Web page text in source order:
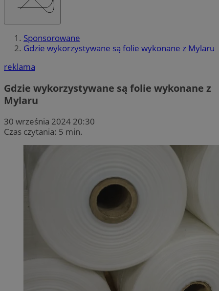
Sponsorowane
Gdzie wykorzystywane są folie wykonane z Mylaru
reklama
Gdzie wykorzystywane są folie wykonane z
Mylaru
30 września 2024 20:30
Czas czytania: 5 min.